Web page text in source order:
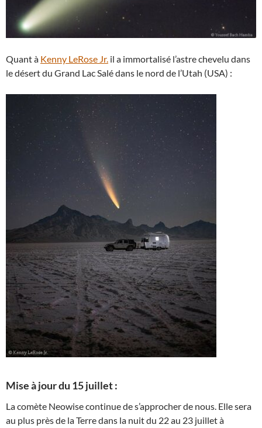
Quant à Kenny LeRose Jr. il a immortalisé l’astre chevelu dans
le désert du Grand Lac Salé dans le nord de l’Utah (USA) :
Mise à jour du 15 juillet :
La comète Neowise continue de s’approcher de nous. Elle sera
au plus près de la Terre dans la nuit du 22 au 23 juillet à